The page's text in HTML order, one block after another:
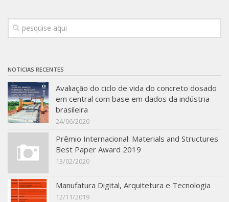
NOTICIAS RECENTES
Avaliação do ciclo de vida do concreto dosado
em central com base em dados da indústria
brasileira
24/06/2020
Prêmio Internacional: Materials and Structures
Best Paper Award 2019
13/02/2020
Manufatura Digital, Arquitetura e Tecnologia
12/11/2019